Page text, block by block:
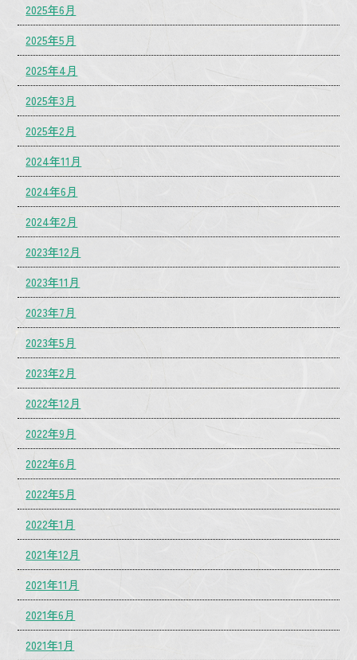
2025年6月
2025年5月
2025年4月
2025年3月
2025年2月
2024年11月
2024年6月
2024年2月
2023年12月
2023年11月
2023年7月
2023年5月
2023年2月
2022年12月
2022年9月
2022年6月
2022年5月
2022年1月
2021年12月
2021年11月
2021年6月
2021年1月